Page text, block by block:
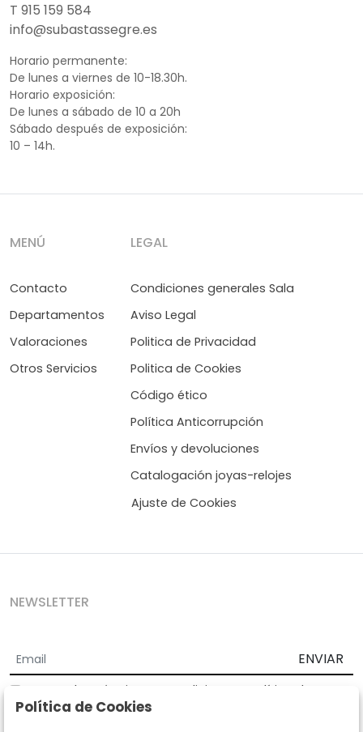
T 915 159 584
info@subastassegre.es
Horario permanente:
De lunes a viernes de 10-18.30h.
Horario exposición:
De lunes a sábado de 10 a 20h
Sábado después de exposición:
10 – 14h.
MENÚ
Contacto
Departamentos
Valoraciones
Otros Servicios
LEGAL
Condiciones generales Sala
Aviso Legal
Politica de Privacidad
Politica de Cookies
Código ético
Política Anticorrupción
Envíos y devoluciones
Catalogación joyas-relojes
Ajuste de Cookies
NEWSLETTER
ENVIAR
Acepto los Términos y Condiciones
Política de
privacidad
Política de Cookies